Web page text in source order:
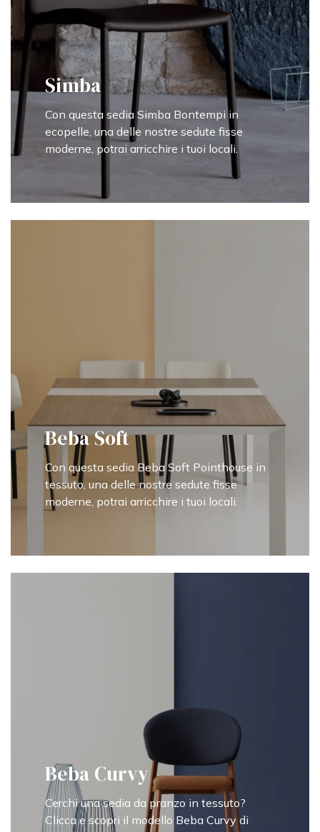
Simba
Con questa sedia Simba Bontempi in
ecopelle, una delle nostre sedute fisse
moderne, potrai arricchire i tuoi locali.
Beba Soft
Con questa sedia Beba Soft Pointhouse in
tessuto, una delle nostre sedute fisse
moderne, potrai arricchire i tuoi locali.
Beba Curvy
Cerchi una sedia da pranzo in tessuto?
Clicca e scopri il modello Beba Curvy di